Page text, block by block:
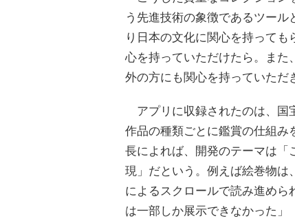
う先進技術の象徴であるツール
り日本の文化に関心を持って
心を持っていただけたら。また
外の方にも関心を持っていただ
アプリに収録されたのは、国
作品の種類ごとに鑑賞の仕組み
長によれば、開発のテーマは「
現」だという。例えば絵巻物は
によるスクロールで読み進め
は一部しか展示できなかった」